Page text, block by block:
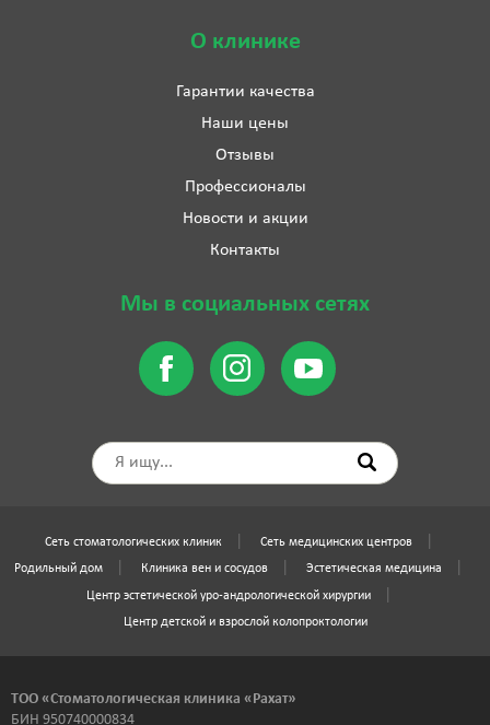
О клинике
Гарантии качества
Наши цены
Отзывы
Профессионалы
Новости и акции
Контакты
Мы в социальных сетях
Сеть стоматологических клиник Сеть медицинских центров
Родильный дом Клиника вен и сосудов Эстетическая медицина
Центр эстетической уро-андрологической хирургии
Центр детской и взрослой колопроктологии
ТОО «Стоматологическая клиника «Рахат»
БИН 950740000834